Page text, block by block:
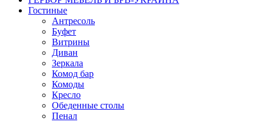
Гостиные
Антресоль
Буфет
Витрины
Диван
Зеркала
Комод бар
Комоды
Кресло
Обеденные столы
Пенал